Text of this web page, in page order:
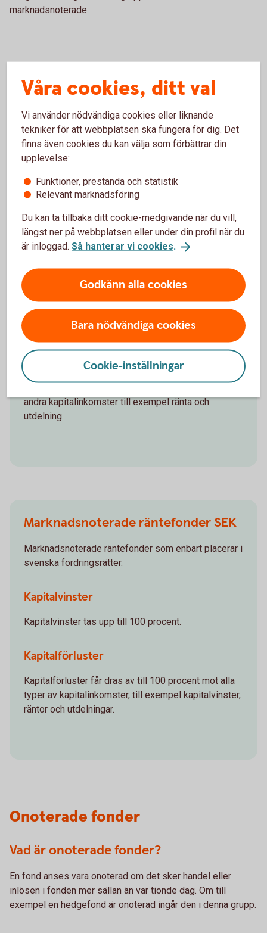
marknadsnoterade.
Marknadsnoterade fonder (utom
räntefonder SEK)
Kapitalvinster
Kapitalvinster tas upp till 100 procent. Mot
kapitalvinster får kapitalförluster på
marknadsnoterade delägarrätter, det vill säga aktier,
andelar i investeringsfonder och andra
aktiebeskattade finansiella instrument, kvittas till
Kapitalförluster
Kapitalförluster får kvittas till 100 procent mot
kapitalvinster på marknadsnoterade delägarrätter,
dvs. aktier, andelar i investeringsfonder och andra
aktiebeskattade finansiella instrument. Till den del
det inte finns några sådana kapitalvinster att kvitta
andra kapitalinkomster till exempel ränta och
utdelning.
Marknadsnoterade räntefonder SEK
Marknadsnoterade räntefonder som enbart placerar i
svenska fordringsrätter.
Kapitalvinster
Kapitalvinster tas upp till 100 procent.
Kapitalförluster
Kapitalförluster får dras av till 100 procent mot alla
typer av kapitalinkomster, till exempel kapitalvinster,
räntor och utdelningar.
Onoterade fonder
Vad är onoterade fonder?
En fond anses vara onoterad om det sker handel eller
inlösen i fonden mer sällan än var tionde dag. Om till
exempel en hedgefond är onoterad ingår den i denna grupp.
Våra cookies, ditt val
Vi använder nödvändiga cookies eller liknande
tekniker för att webbplatsen ska fungera för dig. Det
finns även cookies du kan välja som förbättrar din
upplevelse:
Funktioner, prestanda och statistik
Relevant marknadsföring
Du kan ta tillbaka ditt cookie-medgivande när du vill,
längst ner på webbplatsen eller under din profil när du
är inloggad. Så hanterar vi cookies.
Godkänn alla cookies
Bara nödvändiga cookies
Cookie-inställningar